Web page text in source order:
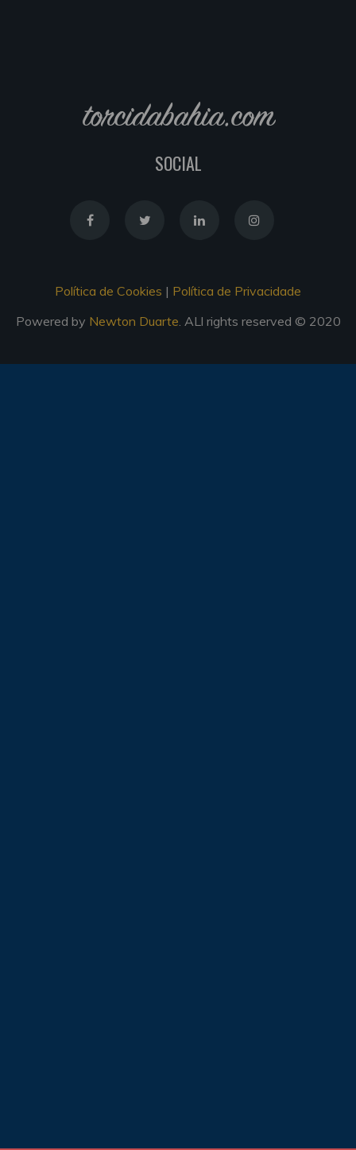
torcidabahia.com
SOCIAL
Política de Cookies | Política de Privacidade
Powered by Newton Duarte. ALl rights reserved © 2020